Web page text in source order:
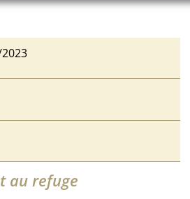
au refuge